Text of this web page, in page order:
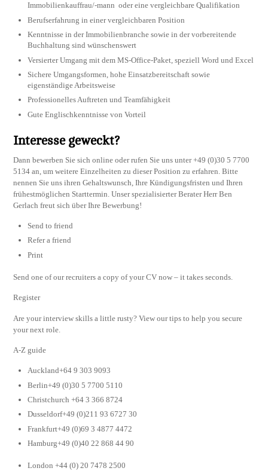
Immobilienkauffrau/-mann oder eine vergleichbare Qualifikation
Berufserfahrung in einer vergleichbaren Position
Kenntnisse in der Immobilienbranche sowie in der vorbereitende
Buchhaltung sind wünschenswert
Versierter Umgang mit dem MS-Office-Paket, speziell Word und Excel
Sichere Umgangsformen, hohe Einsatzbereitschaft sowie
eigenständige Arbeitsweise
Professionelles Auftreten und Teamfähigkeit
Gute Englischkenntnisse von Vorteil
Interesse geweckt?
Dann bewerben Sie sich online oder rufen Sie uns unter +49 (0)30 5 7700
5134 an, um weitere Einzelheiten zu dieser Position zu erfahren. Bitte
nennen Sie uns ihren Gehaltswunsch, Ihre Kündigungsfristen und Ihren
frühestmöglichen Starttermin. Unser spezialisierter Berater Herr Ben
Gerlach freut sich über Ihre Bewerbung!
Send to friend
Refer a friend
Print
Send one of our recruiters a copy of your CV now – it takes seconds.
Register
Are your interview skills a little rusty? View our tips to help you secure
your next role.
A-Z guide
Auckland+64 9 303 9093
Berlin+49 (0)30 5 7700 5110
Christchurch +64 3 366 8724
Dusseldorf+49 (0)211 93 6727 30
Frankfurt+49 (0)69 3 4877 4472
Hamburg+49 (0)40 22 868 44 90
London +44 (0) 20 7478 2500